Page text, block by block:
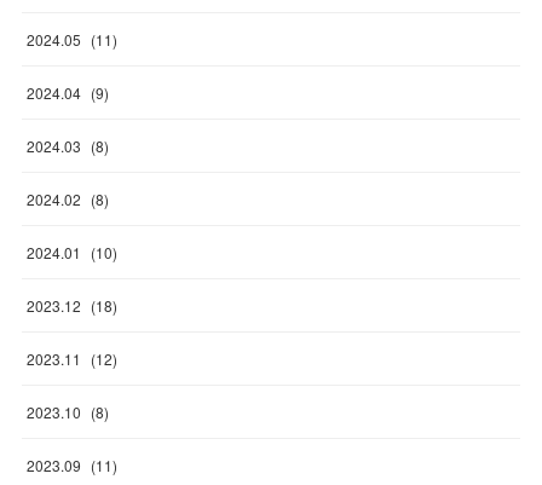
2024.05 (11)
2024.04 (9)
2024.03 (8)
2024.02 (8)
2024.01 (10)
2023.12 (18)
2023.11 (12)
2023.10 (8)
2023.09 (11)